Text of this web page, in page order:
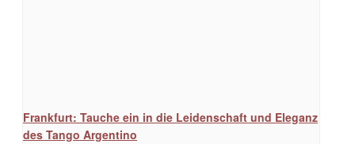
Frankfurt: Tauche ein in die Leidenschaft und Eleganz
des Tango Argentino